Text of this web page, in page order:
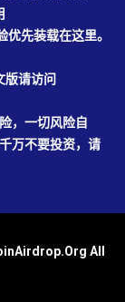
先装载在这里。
请访问
，一切风险自
万不要投资，请
All